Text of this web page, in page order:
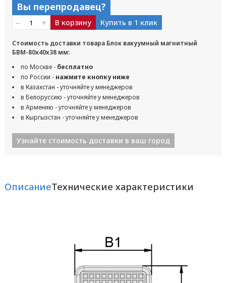
Вы перепродавец?
– + В корзину Купить в 1 клик
Стоимость доставки товара Блок вакуумный магнитный
БВМ-80x40x38 мм:
по Москве - бесплатно
по России - нажмите кнопку ниже
в Казахстан - уточняйте у менеджеров
в Белоруссию - уточняйте у менеджеров
в Армению - уточняйте у менеджеров
в Кыргызстан - уточняйте у менеджеров
Узнайте стоимость доставки в ваш город
ОписаниеТехнические характеристики